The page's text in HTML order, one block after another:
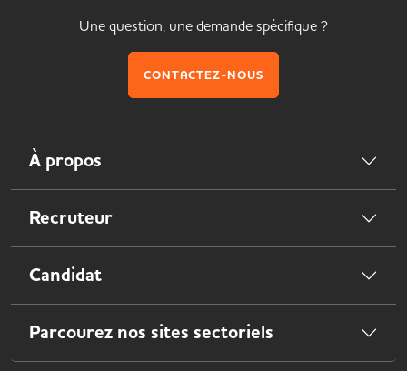
Une question, une demande spécifique ?
CONTACTEZ-NOUS
À propos
Recruteur
Candidat
Parcourez nos sites sectoriels